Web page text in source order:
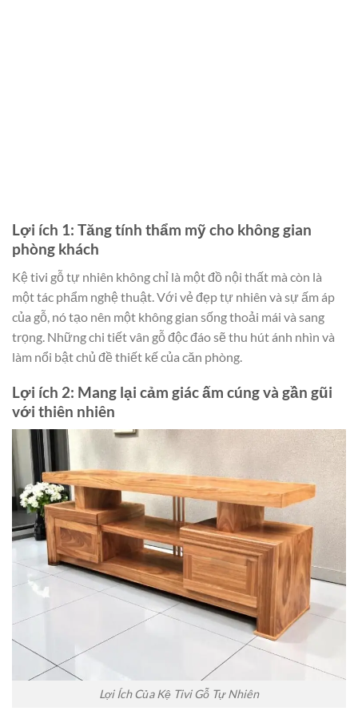
Lợi ích 1: Tăng tính thẩm mỹ cho không gian
phòng khách
Kệ tivi gỗ tự nhiên không chỉ là một đồ nội thất mà còn là
một tác phẩm nghệ thuật. Với vẻ đẹp tự nhiên và sự ấm áp
của gỗ, nó tạo nên một không gian sống thoải mái và sang
trọng. Những chi tiết vân gỗ độc đáo sẽ thu hút ánh nhìn và
làm nổi bật chủ đề thiết kế của căn phòng.
Lợi ích 2: Mang lại cảm giác ấm cúng và gần gũi
với thiên nhiên
Lợi Ích Của Kệ Tivi Gỗ Tự Nhiên